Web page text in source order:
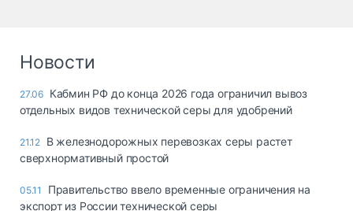
автохимия
Дзен
Новости
27.06 Кабмин РФ до конца 2026 года ограничил вывоз
отдельных видов технической серы для удобрений
21.12 В железнодорожных перевозках серы растет
сверхнормативный простой
05.11
Правительство ввело временные ограничения на
экспорт из России технической серы